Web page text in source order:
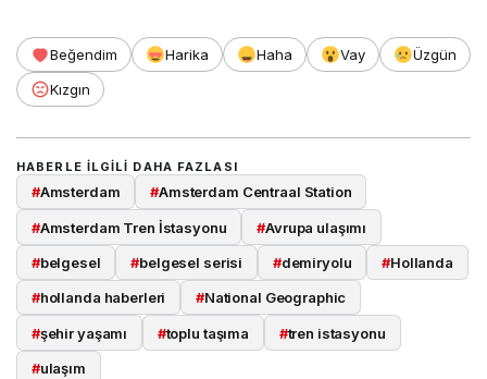
Beğendim Harika Haha Vay
Üzgün
Kızgın
HABERLE ILGILI DAHA FAZLASI
#Amsterdam #Amsterdam Centraal Station
#Amsterdam Tren İstasyonu #Avrupa ulaşımı
#belgesel #belgesel serisi #demiryolu #Hollanda
#hollanda haberleri #National Geographic
#şehir yaşamı #toplu taşıma #tren istasyonu
#ulaşım